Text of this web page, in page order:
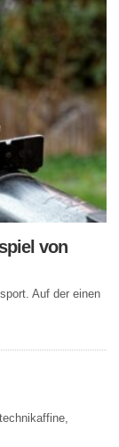
von
Auf der einen